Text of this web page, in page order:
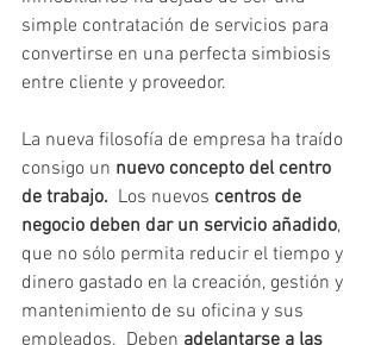
simple contratación de servicios para
convertirse en una perfecta simbiosis
entre cliente y proveedor.
La nueva filosofía de empresa ha traído
consigo un nuevo concepto del centro
de trabajo. Los nuevos centros de
negocio deben dar un servicio añadido,
que no sólo permita reducir el tiempo y
dinero gastado en la creación, gestión y
mantenimiento de su oficina y sus
empleados.  Deben adelantarse a las